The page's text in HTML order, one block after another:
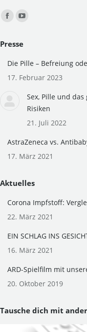
Finden Sie uns auf:
Facebook
opens
in
YouTube
opens
in
Presse
Die Pille – Befreiung
17. Februar 2023
Sex, Pille und
Risiken
21. Juli 2022
AstraZeneca vs.
17. März 2021
Aktuelles
Corona Impfstoff:
22. März 2021
EIN SCHLAG INS
16. März 2021
ARD-Spielfilm mit
20. Oktober 2019
Tausche dich mit